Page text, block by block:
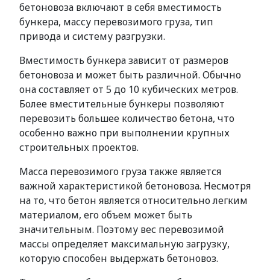
бетоновоза включают в себя вместимость
бункера, массу перевозимого груза, тип
привода и систему разгрузки.
Вместимость бункера зависит от размеров
бетоновоза и может быть различной. Обычно
она составляет от 5 до 10 кубических метров.
Более вместительные бункеры позволяют
перевозить большее количество бетона, что
особенно важно при выполнении крупных
строительных проектов.
Масса перевозимого груза также является
важной характеристикой бетоновоза. Несмотря
на то, что бетон является относительно легким
материалом, его объем может быть
значительным. Поэтому вес перевозимой
массы определяет максимальную загрузку,
которую способен выдержать бетоновоз.